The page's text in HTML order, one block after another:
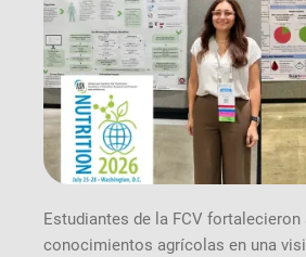
Estudiantes de la FCV fortalecieron
conocimientos agrícolas en una